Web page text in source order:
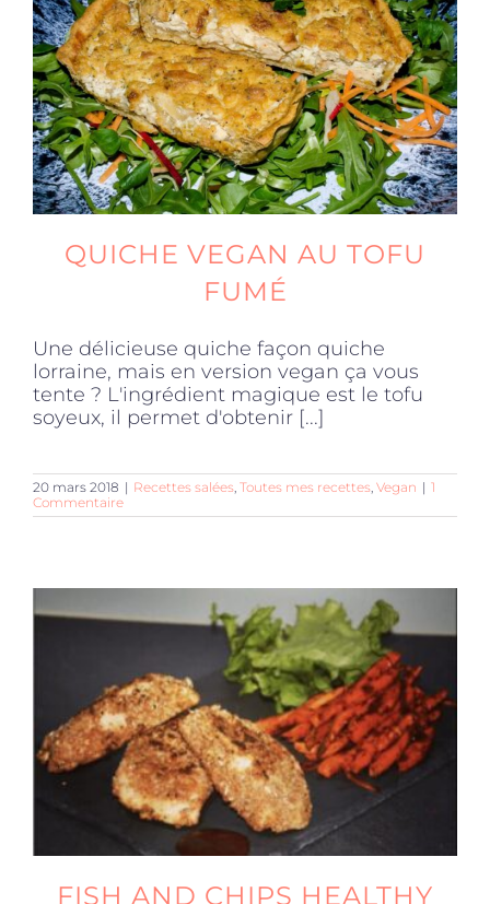
QUICHE VEGAN AU TOFU
FUMÉ
Une délicieuse quiche façon quiche
lorraine, mais en version vegan ça vous
tente ? L'ingrédient magique est le tofu
soyeux, il permet d'obtenir [...]
20 mars 2018 | Recettes salées Toutes mes recettes Vegan | 1
Commentaire
FISH AND CHIPS HEALTHY